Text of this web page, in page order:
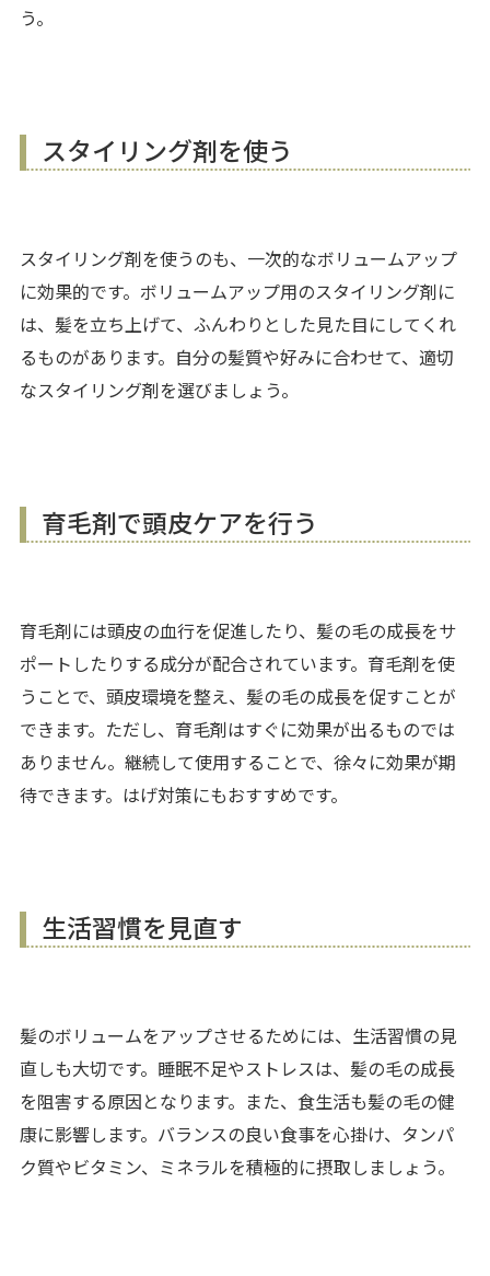
う。
スタイリング剤を使う
スタイリング剤を使うのも、一次的なボリュームアップ
に効果的です。ボリュームアップ用のスタイリング剤に
は、髪を立ち上げて、ふんわりとした見た目にしてくれ
るものがあります。自分の髪質や好みに合わせて、適切
なスタイリング剤を選びましょう。
育毛剤で頭皮ケアを行う
育毛剤には頭皮の血行を促進したり、髪の毛の成長をサ
ポートしたりする成分が配合されています。育毛剤を使
うことで、頭皮環境を整え、髪の毛の成長を促すことが
できます。ただし、育毛剤はすぐに効果が出るものでは
ありません。継続して使用することで、徐々に効果が期
待できます。はげ対策にもおすすめです。
生活習慣を見直す
髪のボリュームをアップさせるためには、生活習慣の見
直しも大切です。睡眠不足やストレスは、髪の毛の成長
を阻害する原因となります。また、食生活も髪の毛の健
康に影響します。バランスの良い食事を心掛け、タンパ
ク質やビタミン、ミネラルを積極的に摂取しましょう。